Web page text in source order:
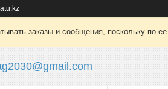
заказы и сообщения, поскольку по